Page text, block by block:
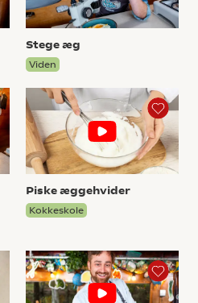
Stege æg
Viden
Piske æggehvider
Kokkeskole